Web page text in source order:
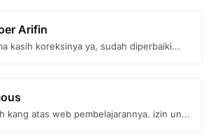
Arifin
kasih koreksinya ya, sudah diperbaiki...
kang atas web pembelajarannya. izin un...